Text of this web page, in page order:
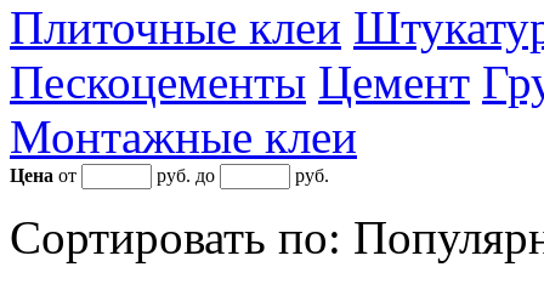
Плиточные клеи
Пескоцементы Цемент
Монтажные клеи
Цена от руб. до руб.
Сортировать по: